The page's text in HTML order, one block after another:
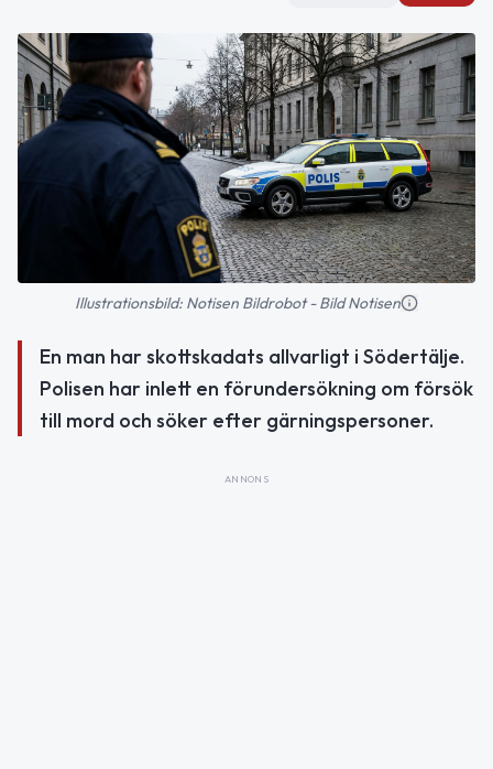
Illustrationsbild: Notisen Bildrobot - Bild Notisen
En man har skottskadats allvarligt i Södertälje.
Polisen har inlett en förundersökning om försök
till mord och söker efter gärningspersoner.
ANNONS